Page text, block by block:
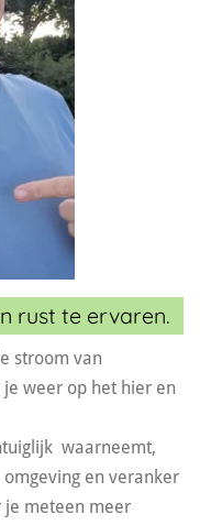
rust te ervaren.
stroom van
weer op het hier en
waarneemt,
en veranker
je meteen meer